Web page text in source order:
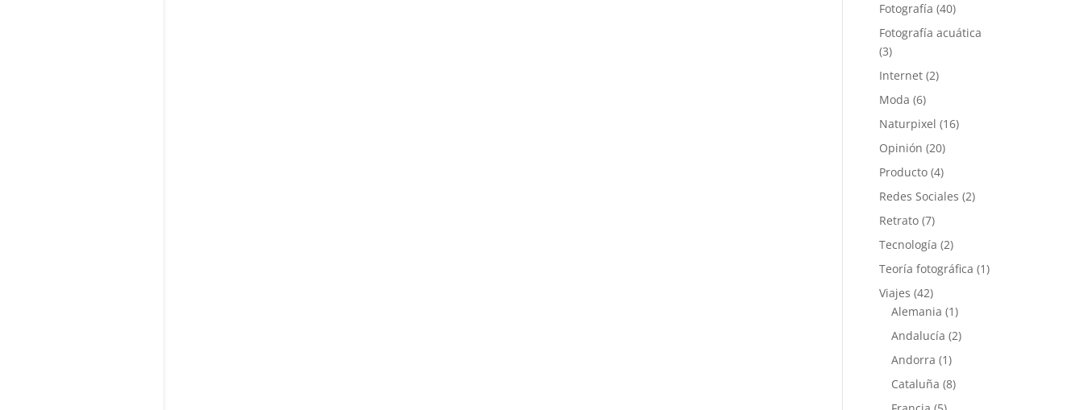
Fotografía (40)
Fotografía acuática
(3)
Internet (2)
Moda (6)
Naturpixel (16)
Opinión (20)
Producto (4)
Redes Sociales (2)
Retrato (7)
Tecnología (2)
Teoría fotográfica (1)
Viajes (42)
Alemania (1)
Andalucía (2)
Andorra (1)
Cataluña (8)